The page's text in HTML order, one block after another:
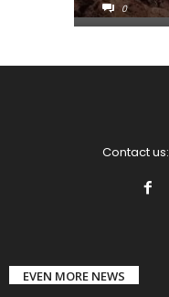
0
Contact us:
EVEN MORE NEWS